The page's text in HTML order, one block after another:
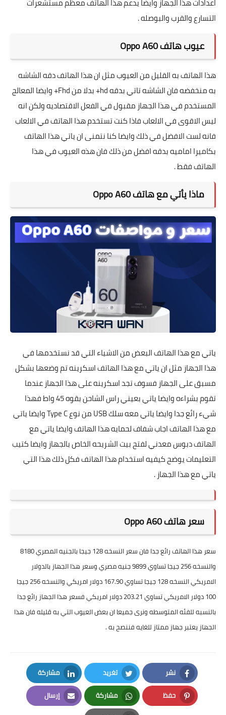
التسارع والقرب والبوصله .
عيوب هاتف Oppo A60
هذا الهاتف به القليل من العيوب مثل ان هذا الهاتف دقه الشاشه
به منخفضه فان الشاشه تاتي بدقه hd+ بدلا من Fhd+ وايضا المعالج
المستخدم في هذا الجهاز مقبول في الفعل الاقتصاديه ولكن انه
ليس الاقوى في الالعاب فاذا كنت تستخدم هذا الهاتف في الالعاب
فانه لست الافضل في ذلك وايضا كنا نتمنى ان ياتي هذا الهاتف
بكاميرا اماميه بدقه افضل من ذلك فان هذه العيوب في هذا
الهاتف فقط .
ماذا يأتي مع هاتف Oppo A60
ياتي مع هذا الهاتف البعض من الاشياء التي قد نستخدمها في
هذا الجهاز مثل ان ياتي مع هذا الهاتف اسكرينه تم وضعها بشكل
مسبق على الجهاز فسوف تجد اسكرينه على هذا الجهاز عندما
تقوم بشراءه وايضا ياتي بعيني راس الشاحن بقوه 45 واط فهذا
شيء رائع جدا وايضا ياتي معه سلك USB من نوع Type C وايضا ياتي
مع هذا الهاتف اجاب شفاف لحمايه هذا الهاتف وايضا ياتي مع
الهاتف دبوس معدني لفتح بيت الشريحه الخاص بالجهاز وايضا كتيب
التعليمات يوضح كيفيه استخدام هذا الهاتف فكل ذلك هذا التي
ياتي مع هذا الجهاز .
سعر هاتف Oppo A60
سعر هذا الهاتف رائع جدا فان سعر النسخه 128 جيجا بالجنيه المصري 8180
والنسخه 256 جيجا تساوي 9899 جنيه مصري وسعر هذا الجهاز بالدولار
الامريكي النسخه 128 جيجا تساوي 167.90 دولار امريكي والنسخه 256 جيجا
100 دولار الامريكي تساوي 203.21 دولار امريكي فسعر هذا الجهاز رائع جدا
بالنسبه للفئه المتوسطه ونرى جميعا ان بعض العيوب التي به قليله فان هذا
الجهاز يعتبر جهاز ممتاز للغايه فننصح به.
نشر
Facebook
تغريد
Twitter
مشاركة
LinkedIn
حفظ
Pinterest
مشاركة
Whatsapp
إرسال
Email